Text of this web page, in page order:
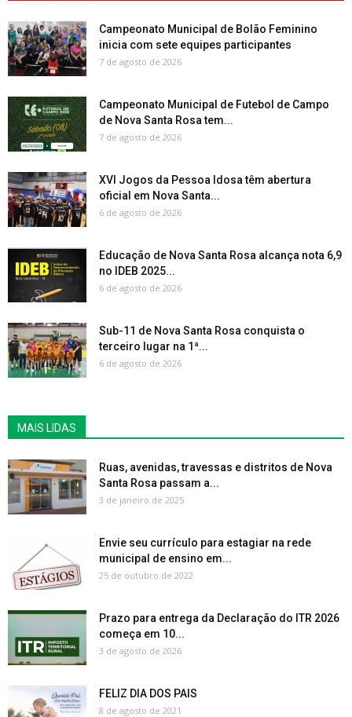
Campeonato Municipal de Bolão Feminino
inicia com sete equipes participantes
7 de agosto de 2026
Campeonato Municipal de Futebol de Campo
de Nova Santa Rosa tem...
7 de agosto de 2026
XVI Jogos da Pessoa Idosa têm abertura
oficial em Nova Santa...
6 de agosto de 2026
Educação de Nova Santa Rosa alcança nota 6,9
no IDEB 2025...
6 de agosto de 2026
Sub-11 de Nova Santa Rosa conquista o
terceiro lugar na 1ª...
6 de agosto de 2026
MAIS LIDAS
Ruas, avenidas, travessas e distritos de Nova
Santa Rosa passam a...
3 de janeiro de 2025
Envie seu currículo para estagiar na rede
municipal de ensino em...
25 de outubro de 2022
Prazo para entrega da Declaração do ITR 2026
começa em 10...
3 de agosto de 2026
FELIZ DIA DOS PAIS
8 de agosto de 2021